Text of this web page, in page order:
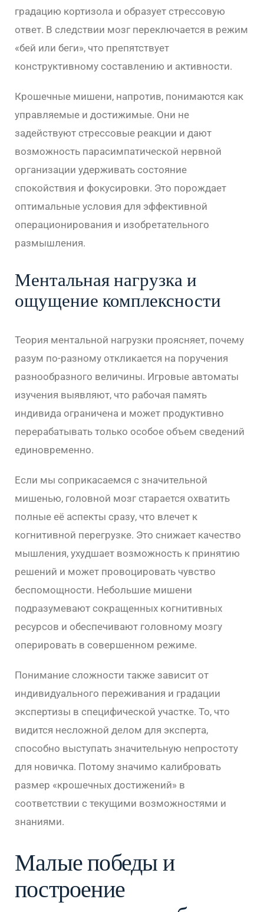
градацию кортизола и образует стрессовую
ответ. В следствии мозг переключается в режим
«бей или беги», что препятствует
конструктивному составлению и активности.
Крошечные мишени, напротив, понимаются как
управляемые и достижимые. Они не
задействуют стрессовые реакции и дают
возможность парасимпатической нервной
организации удерживать состояние
спокойствия и фокусировки. Это порождает
оптимальные условия для эффективной
операционирования и изобретательного
размышления.
Ментальная нагрузка и
ощущение комплексности
Теория ментальной нагрузки проясняет, почему
разум по-разному откликается на поручения
разнообразного величины. Игровые автоматы
изучения выявляют, что рабочая память
индивида ограничена и может продуктивно
перерабатывать только особое объем сведений
единовременно.
Если мы соприкасаемся с значительной
мишенью, головной мозг старается охватить
полные её аспекты сразу, что влечет к
когнитивной перегрузке. Это снижает качество
мышления, ухудшает возможность к принятию
решений и может провоцировать чувство
беспомощности. Небольшие мишени
подразумевают сокращенных когнитивных
ресурсов и обеспечивают головному мозгу
оперировать в совершенном режиме.
Понимание сложности также зависит от
индивидуального переживания и градации
экспертизы в специфической участке. То, что
видится несложной делом для эксперта,
способно выступать значительную непростоту
для новичка. Потому значимо калибровать
размер «крошечных достижений» в
соответствии с текущими возможностями и
знаниями.
Малые победы и
построение